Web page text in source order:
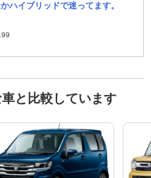
ハイブリッドで迷ってます。
と比較しています